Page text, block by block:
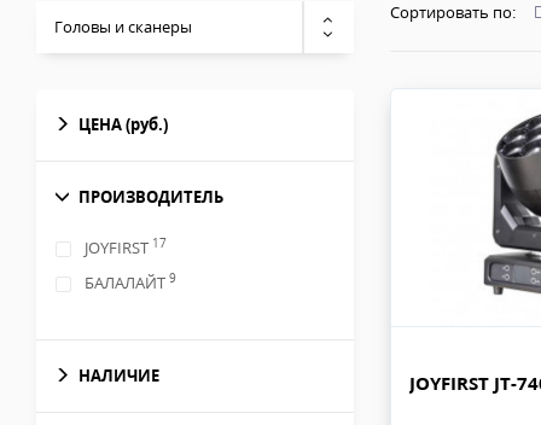
Головы и сканеры
ЦЕНА(руб.)
ПРОИЗВОДИТЕЛЬ
JOYFIRST 17
БАЛАЛАЙТ 9
НАЛИЧИЕ
Сортировать по:
JOYFIRST JT-